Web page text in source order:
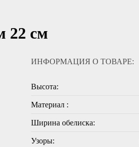
22 см
ИНФОРМАЦИЯ О ТОВАРЕ:
Высота:
Материал :
Ширина обелиска:
Узоры: